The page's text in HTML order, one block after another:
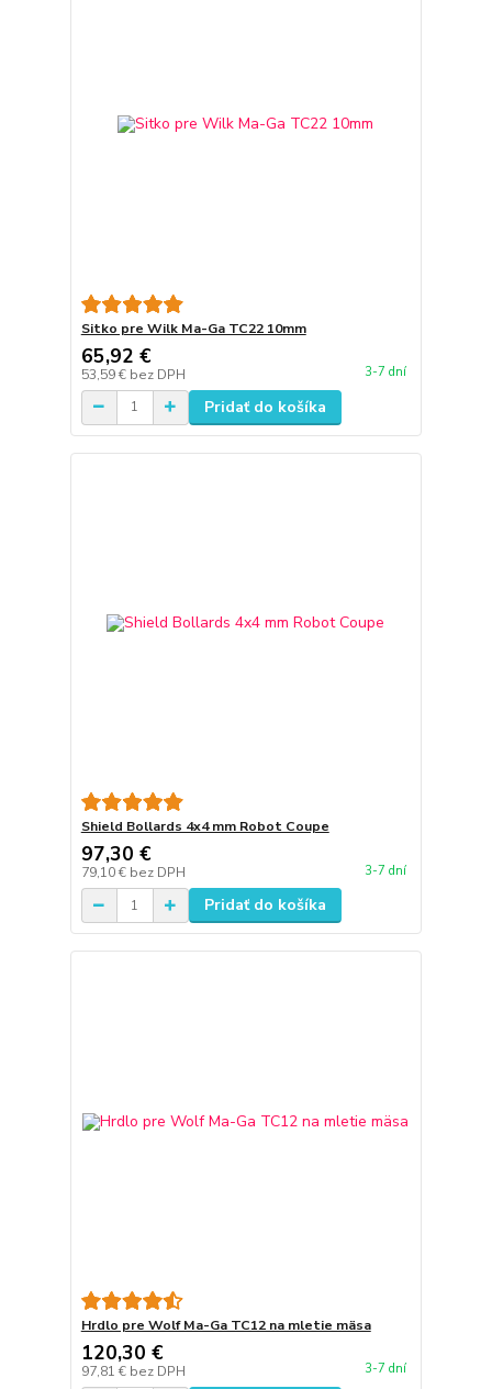
Sitko pre Wilk Ma-Ga TC22 10mm
65,92 €
53,59 € bez DPH 3-7 dní
Pridať do košíka
Shield Bollards 4x4 mm Robot Coupe
97,30 €
79,10 € bez DPH 3-7 dní
Pridať do košíka
Hrdlo pre Wolf Ma-Ga TC12 na mletie mäsa
120,30 €
97,81 € bez DPH 3-7 dní